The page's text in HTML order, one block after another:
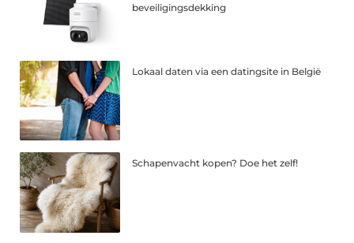
beveiligingsdekking
Lokaal daten via een datingsite in België
Schapenvacht kopen? Doe het zelf!